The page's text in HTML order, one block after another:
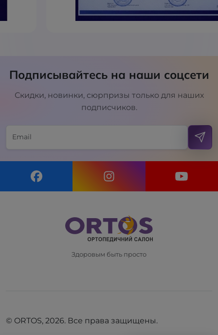
Подписывайтесь на наши соцсети
Скидки, новинки, сюрпризы только для наших
подписчиков.
Здоровым быть просто
© ORTOS, 2026. Все права защищены.